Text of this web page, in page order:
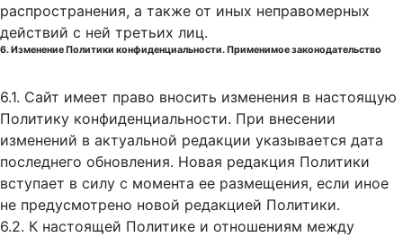
распространения, а также от иных неправомерных
действий с ней третьих лиц.
6. Изменение Политики конфиденциальности. Применимое законодательство
6.1. Сайт имеет право вносить изменения в настоящую
Политику конфиденциальности. При внесении
изменений в актуальной редакции указывается дата
последнего обновления. Новая редакция Политики
вступает в силу с момента ее размещения, если иное
не предусмотрено новой редакцией Политики.
6.2. К настоящей Политике и отношениям между